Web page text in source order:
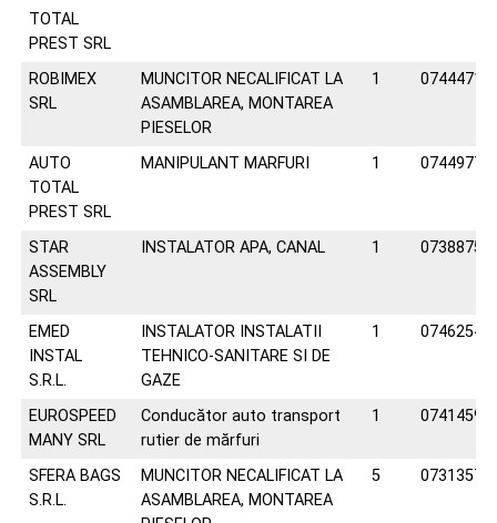
TOTAL
PREST SRL
ROBIMEX
SRL
MUNCITOR NECALIFICAT LA
ASAMBLAREA, MONTAREA
PIESELOR
1
AUTO
TOTAL
PREST SRL
MANIPULANT MARFURI 1
STAR
ASSEMBLY
SRL
INSTALATOR APA, CANAL 1
EMED
INSTAL
S.R.L.
INSTALATOR INSTALATII
TEHNICO-SANITARE SI DE
GAZE
1
EUROSPEED
MANY SRL
Conducător auto transport
rutier de mărfuri
1
SFERA BAGS
S.R.L.
MUNCITOR NECALIFICAT LA
ASAMBLAREA, MONTAREA
5